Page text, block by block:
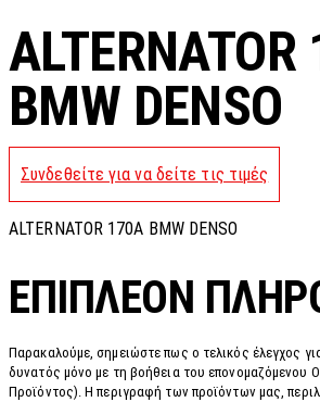
BMW DENSO
Συνδεθείτε για να δείτε τις τιμές
ALTERNATOR 170A BMW DENSO
ΕΠΙΠΛΈΟΝ
Παρακαλούμε, σημειώστε πως ο τελικός έλεγχος
δυνατός μόνο με τη βοήθεια του επονομαζόμενου
Προϊόντος). Η περιγραφή των προϊόντων μας,